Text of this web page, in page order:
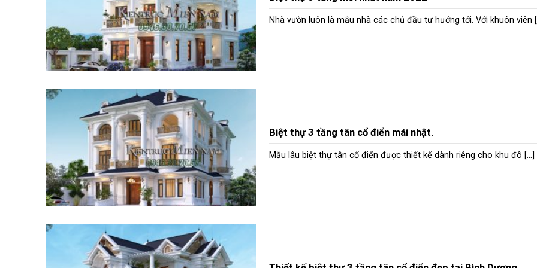
Nhà vườn luôn là mẫu nhà các chủ đầu tư hướng tới. Với khuôn viên
Biệt thự 3 tầng tân cổ điển mái nhật.
Mẫu lâu biệt thự tân cổ điển được thiết kế dành riêng cho khu đô [...]